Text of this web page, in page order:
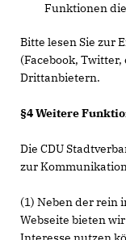
Funktionen
Bitte lesen Sie zur
(Facebook,
Drittanbietern.
§4 Weitere
Die CDU
zur
(1) Neben der rein
Webseite bieten